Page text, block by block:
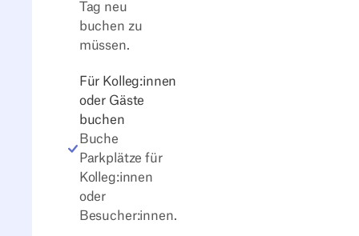
Tag neu
buchen zu
müssen.
Für Kolleg:innen
oder Gäste
buchen
Buche
Parkplätze für
Kolleg:innen
oder
Besucher:innen.